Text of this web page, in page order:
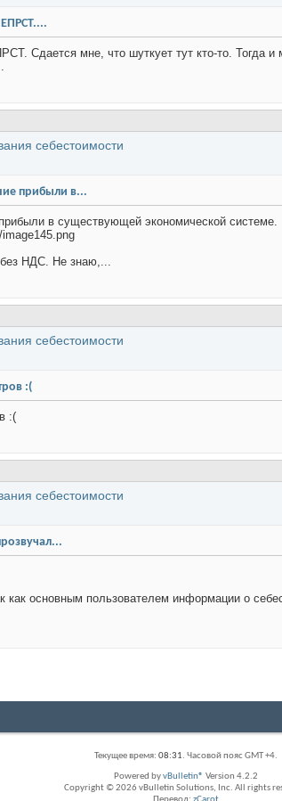
ЕПРСТ....
Сдается мне, что шуткует тут кто-то. Тогда
себестоимости
прибыли в...
в существующей экономической системе.
НДС. Не знаю,...
себестоимости
:(
:(
себестоимости
как основным пользователем информации о
Текущее время: 08:31. Часовой пояс GMT +4.
Powered byvBulletin® Version 4.2.2
Copyright © 2026 vBulletin Solutions, Inc. All rights